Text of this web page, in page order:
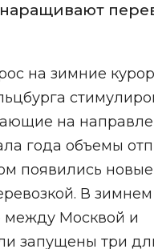
на зимние
на
года объемы
появились
В
между Москвой и
запущены три